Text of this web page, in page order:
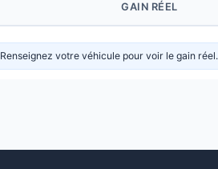
GAIN RÉEL
Renseignez votre véhicule pour voir le gain réel.